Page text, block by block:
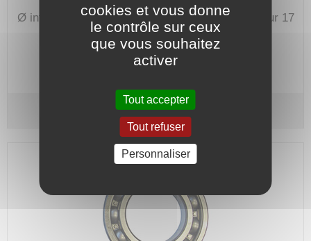
Ø intérieur 25 mm - Ø extérieur 62 mm.Épaisseur 17
mm.
Code article :701300
Roulement 6305 ZZ C3 - SKF
cookies et vous donne
le contrôle sur ceux
que vous souhaitez
activer
Tout accepter
Tout refuser
Personnaliser